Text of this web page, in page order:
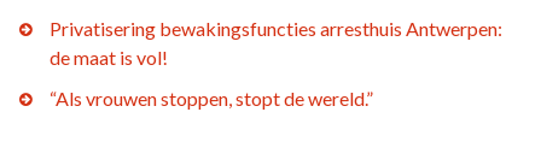
Privatisering bewakingsfuncties arresthuis Antwerpen:
de maat is vol!
“Als vrouwen stoppen, stopt de wereld.”